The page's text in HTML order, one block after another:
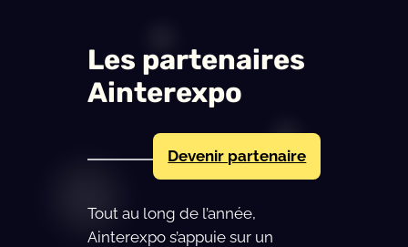
Les partenaires
Ainterexpo
Devenir partenaire
Tout au long de l’année,
Ainterexpo s’appuie sur un